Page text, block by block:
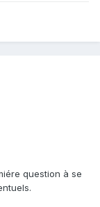
question à se